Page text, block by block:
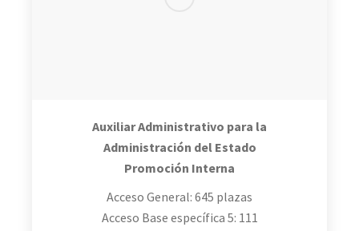
Auxiliar Administrativo para la
Administración del Estado
Promoción Interna
Acceso General: 645 plazas
Acceso Base específica 5: 111